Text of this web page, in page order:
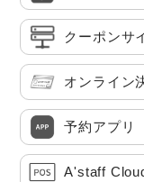
クーポンサ
オンライン
予約アプリ
A'staff